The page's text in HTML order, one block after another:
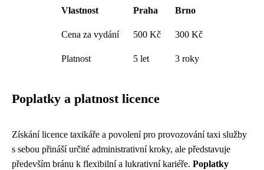
Vlastnost
Praha Brno
Cena za vydání 500 Kč 300 Kč
Platnost 5 let 3 roky
Poplatky a platnost licence
Získání licence taxikáře a povolení pro provozování taxi služby
s sebou přináší určité administrativní kroky, ale představuje
především bránu k flexibilní a lukrativní kariéře. Poplatky